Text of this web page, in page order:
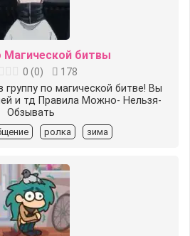
Магической битвы
0 (0)
178
по магической битве! Вы
и тд Правила Можно- Нельзя-︎
Обзывать
ролка зима